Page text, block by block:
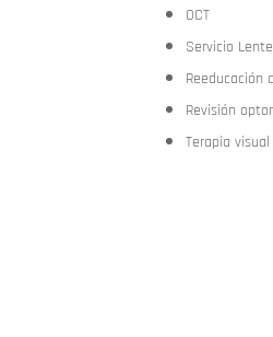
OCT
Servicio
Reeducación
Revisión
Terapia visual